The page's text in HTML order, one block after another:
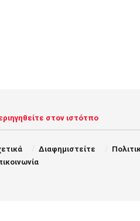
στον ιστότπο
Διαφημιστείτε